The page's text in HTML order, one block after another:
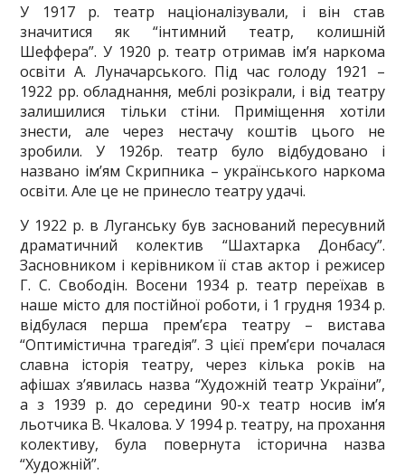
У 1917 р. театр націоналізували, і він став
значитися як “інтимний театр, колишній
Шеффера”. У 1920 р. театр отримав ім’я наркома
освіти А. Луначарського. Під час голоду 1921 –
1922 рр. обладнання, меблі розікрали, і від театру
залишилися тільки стіни. Приміщення хотіли
знести, але через нестачу коштів цього не
зробили. У 1926р. театр було відбудовано і
названо ім’ям Скрипника – українського наркома
освіти. Але це не принесло театру удачі.
У 1922 р. в Луганську був заснований пересувний
драматичний колектив “Шахтарка Донбасу”.
Засновником і керівником її став актор і режисер
Г. С. Свободін. Восени 1934 р. театр переїхав в
наше місто для постійної роботи, і 1 грудня 1934 р.
відбулася перша прем’єра театру – вистава
“Оптимістична трагедія”. З цієї прем’єри почалася
славна історія театру, через кілька років на
афішах з’явилась назва “Художній театр України”,
а з 1939 р. до середини 90-х театр носив ім’я
льотчика В. Чкалова. У 1994 р. театру, на прохання
колективу, була повернута історична назва
“Художній”.